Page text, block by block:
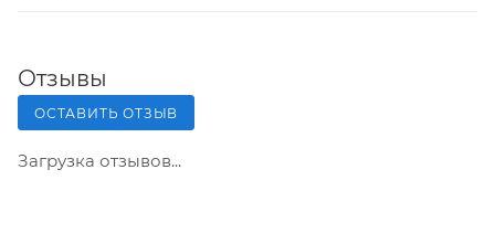
Отзывы
ОСТАВИТЬ ОТЗЫВ
Загрузка отзывов...